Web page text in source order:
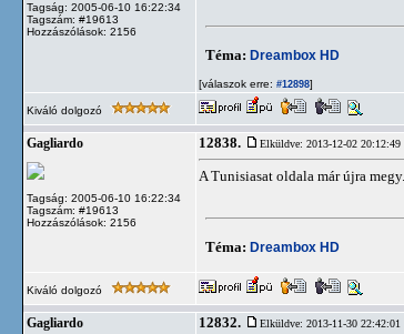
Tagság: 2005-06-10 16:22:34
Tagszám: #19613
Hozzászólások: 2156
Téma: Dreambox HD
[válaszok erre: #12898]
Kiváló dolgozó
Gagliardo
Tagság: 2005-06-10 16:22:34
Tagszám: #19613
Hozzászólások: 2156
12838. Elküldve: 2013-12-02 20:12:49
A Tunisiasat oldala már újra megy.
Téma: Dreambox HD
Kiváló dolgozó
Gagliardo 12832. Elküldve: 2013-11-30 22:42:01